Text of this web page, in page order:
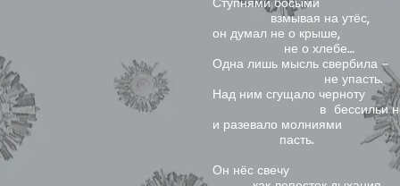
взмывая на утёс,
он думал не о крыше,
не о хлебе…
Одна лишь мысль свербила –
не упасть.
Над ним сгущало черноту
в бессильи
и разевало молниями
пасть.
Он нёс свечу